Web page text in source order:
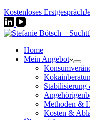
Kostenloses Erstgespräch
Home
Mein Angebot
Stabilisierung
Methoden &
Kosten &